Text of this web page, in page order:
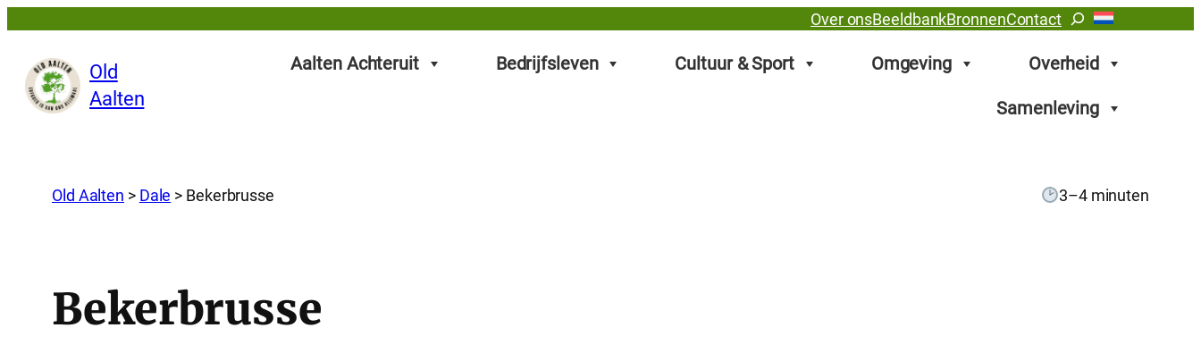
Over onsBeeldbankBronnenContactZoeken
Old
Aalten
Aalten Achteruit Bedrijfsleven Cultuur & Sport Omgeving Overheid
Samenleving
Old Aalten > Dale > Bekerbrusse 3–4 minuten
Bekerbrusse